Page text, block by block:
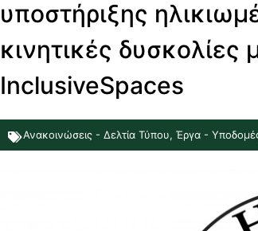
υποστήριξης
κινητικές
InclusiveSpaces
Ανακοινώσεις - Δελτία Τύπου, Έργα -